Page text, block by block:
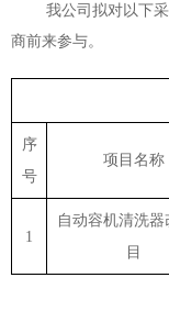
我公司拟对以下
商前来参与。
序
号
项目名称
1
自动容机清洗器
目